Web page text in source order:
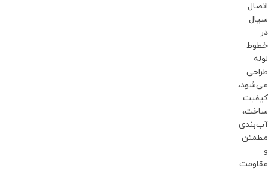
اتصال
سیال
در
خطوط
لوله
طراحی
می‌شود،
کیفیت
ساخت،
آب‌بندی
مطمئن
و
مقاومت